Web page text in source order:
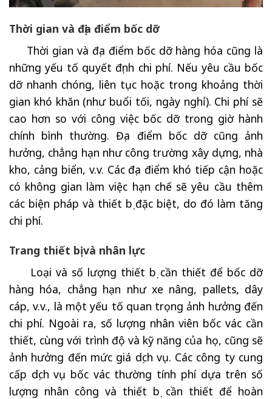
Thời gian và địa điểm bốc dỡ
Thời gian và địa điểm bốc dỡ hàng hóa cũng là
những yếu tố quyết định chi phí. Nếu yêu cầu bốc
dỡ nhanh chóng, liên tục hoặc trong khoảng thời
gian khó khăn (như buổi tối, ngày nghỉ). Chi phí sẽ
cao hơn so với công việc bốc dỡ trong giờ hành
chính bình thường. Địa điểm bốc dỡ cũng ảnh
hưởng, chẳng hạn như công trường xây dựng, nhà
kho, cảng biển, v.v. Các địa điểm khó tiếp cận hoặc
có không gian làm việc hạn chế sẽ yêu cầu thêm
các biện pháp và thiết bị đặc biệt, do đó làm tăng
chi phí.
Trang thiết bị và nhân lực
Loại và số lượng thiết bị cần thiết để bốc dỡ
hàng hóa, chẳng hạn như xe nâng, pallets, dây
cáp, v.v., là một yếu tố quan trọng ảnh hưởng đến
chi phí. Ngoài ra, số lượng nhân viên bốc vác cần
thiết, cùng với trình độ và kỹ năng của họ, cũng sẽ
ảnh hưởng đến mức giá dịch vụ. Các công ty cung
cấp dịch vụ bốc vác thường tính phí dựa trên số
lượng nhân công và thiết bị cần thiết để hoàn